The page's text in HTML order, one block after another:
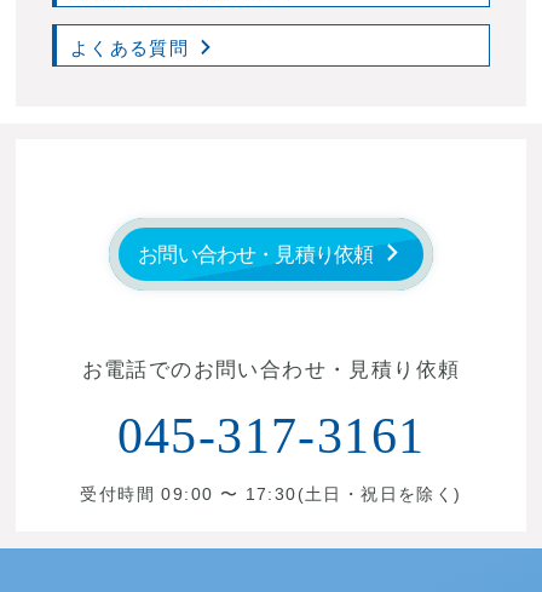
よくある質問
お問い合わせ・見積り依頼
お電話でのお問い合わせ・見積り依頼
045-317-3161
受付時間 09:00 〜 17:30(土日・祝日を除く)